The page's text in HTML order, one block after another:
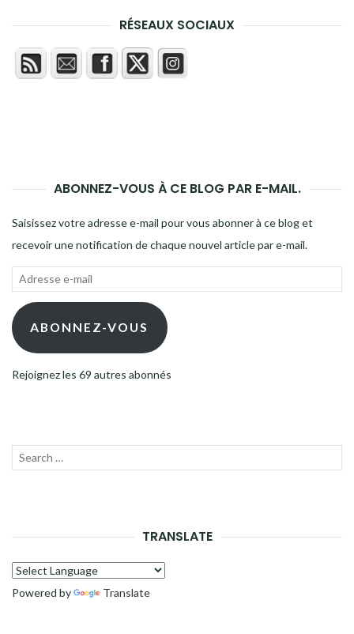
RÉSEAUX SOCIAUX
ABONNEZ-VOUS À CE BLOG PAR E-MAIL.
Saisissez votre adresse e-mail pour vous abonner à ce blog et
recevoir une notification de chaque nouvel article par e-mail.
Adresse
mail ABONNEZ-VOUS
Rejoignez les 69 autres abonnés
Recherche
TRANSLATE
Powered by Translate